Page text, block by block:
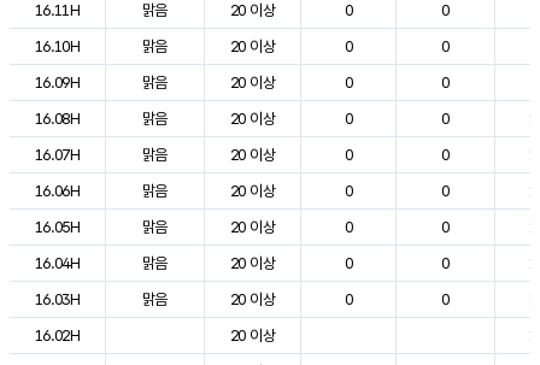
16.11H
맑음 20 이상 0 0
16.10H
맑음 20 이상 0 0
16.09H
맑음 20 이상 0 0
16.08H
맑음 20 이상 0 0
16.07H
맑음 20 이상 0 0
16.06H
맑음 20 이상 0 0
16.05H
맑음 20 이상 0 0
16.04H
맑음 20 이상 0 0
16.03H
맑음 20 이상 0 0
16.02H
20 이상